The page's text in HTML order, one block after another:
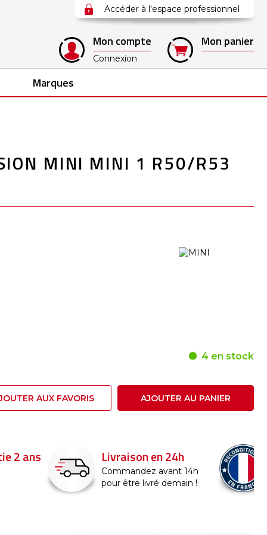
Accéder à l'espace professionnel
Mon compte
Connexion
Mon panier
Marques
MINI MINI 1 R50/R53
4 en stock
AUX FAVORIS AJOUTER AU PANIER
24h
demain !
Reconditionné en
France